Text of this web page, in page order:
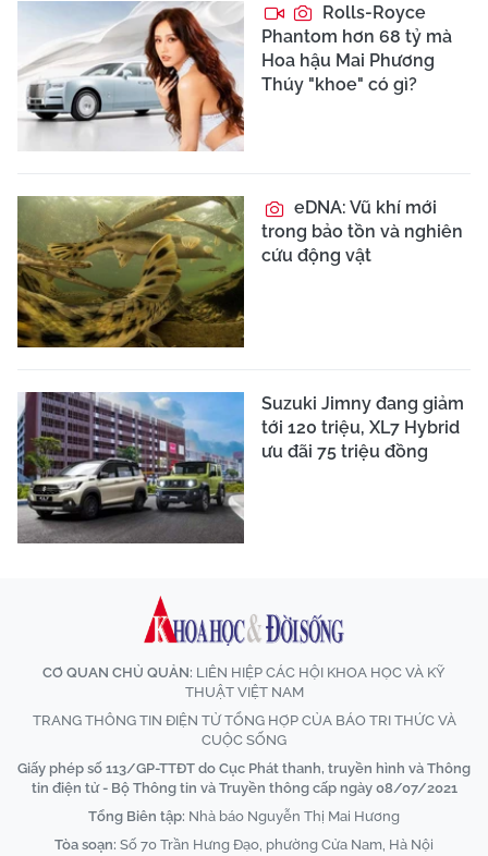
Rolls-Royce
Phantom hơn 68 tỷ mà
Hoa hậu Mai Phương
Thúy "khoe" có gì?
eDNA: Vũ khí mới
trong bảo tồn và nghiên
cứu động vật
Suzuki Jimny đang giảm
tới 120 triệu, XL7 Hybrid
ưu đãi 75 triệu đồng
CƠ QUAN CHỦ QUẢN: LIÊN HIỆP CÁC HỘI KHOA HỌC VÀ KỸ
THUẬT VIỆT NAM
TRANG THÔNG TIN ĐIỆN TỬ TỔNG HỢP CỦA BÁO TRI THỨC VÀ
CUỘC SỐNG
Giấy phép số 113/GP-TTĐT do Cục Phát thanh, truyền hình và Thông
tin điện tử - Bộ Thông tin và Truyền thông cấp ngày 08/07/2021
Tổng Biên tập: Nhà báo Nguyễn Thị Mai Hương
Tòa soạn: Số 70 Trần Hưng Đạo, phường Cửa Nam, Hà Nội